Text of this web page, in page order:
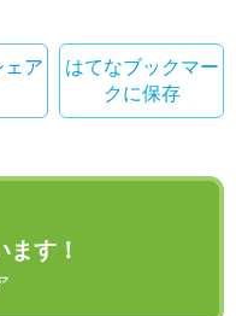
ェア
はてなブックマー
クに保存
す！